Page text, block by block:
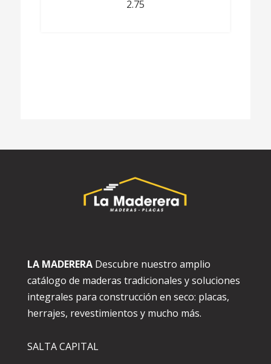
2.75
LA MADERERA Descubre nuestro amplio
catálogo de maderas tradicionales y soluciones
integrales para construcción en seco: placas,
herrajes, revestimientos y mucho más.
SALTA CAPITAL